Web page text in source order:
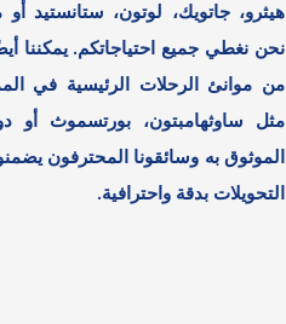
هيثرو، جاتويك، لوتون، ستانستيد أو
نحن نغطي جميع احتياجاتكم. يمكننا
من موانئ الرحلات الرئيسية في
مثل ساوثهامبتون، بورتسموث أو
الموثوق به وسائقونا المحترفون
التحويلات بدقة واحترافية.